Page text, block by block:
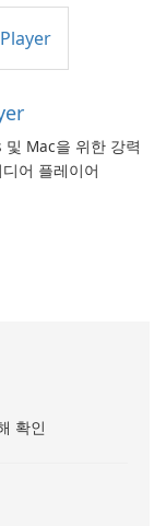
Mac을 위한 강력
어 플레이어
확인